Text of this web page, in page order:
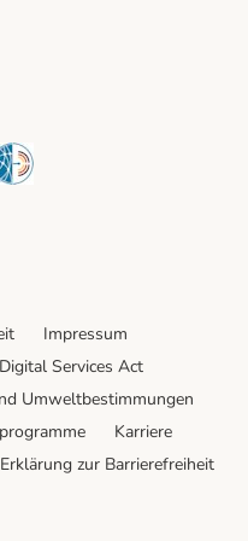
Security
Impressum
Digital Services Act
Umweltbestimmungen
Karriere
Erklärung zur Barrierefreiheit